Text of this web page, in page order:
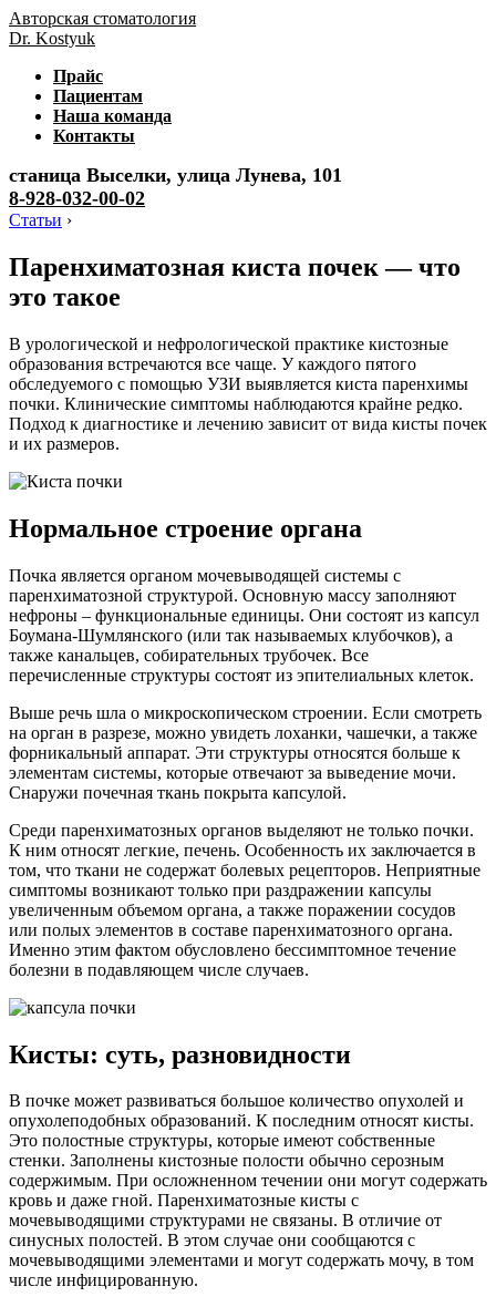
Авторская стоматология
Dr. Kostyuk
Прайс
Пациентам
Наша команда
Контакты
станица Выселки, улица Лунева, 101
8-928-032-00-02
Статьи ›
Паренхиматозная киста почек — что
это такое
В урологической и нефрологической практике кистозные
образования встречаются все чаще. У каждого пятого
обследуемого с помощью УЗИ выявляется киста паренхимы
почки. Клинические симптомы наблюдаются крайне редко.
Подход к диагностике и лечению зависит от вида кисты почек
и их размеров.
Нормальное строение органа
Почка является органом мочевыводящей системы с
паренхиматозной структурой. Основную массу заполняют
нефроны – функциональные единицы. Они состоят из капсул
Боумана-Шумлянского (или так называемых клубочков), а
также канальцев, собирательных трубочек. Все
перечисленные структуры состоят из эпителиальных клеток.
Выше речь шла о микроскопическом строении. Если смотреть
на орган в разрезе, можно увидеть лоханки, чашечки, а также
форникальный аппарат. Эти структуры относятся больше к
элементам системы, которые отвечают за выведение мочи.
Снаружи почечная ткань покрыта капсулой.
Среди паренхиматозных органов выделяют не только почки.
К ним относят легкие, печень. Особенность их заключается в
том, что ткани не содержат болевых рецепторов. Неприятные
симптомы возникают только при раздражении капсулы
увеличенным объемом органа, а также поражении сосудов
или полых элементов в составе паренхиматозного органа.
Именно этим фактом обусловлено бессимптомное течение
болезни в подавляющем числе случаев.
Кисты: суть, разновидности
В почке может развиваться большое количество опухолей и
опухолеподобных образований. К последним относят кисты.
Это полостные структуры, которые имеют собственные
стенки. Заполнены кистозные полости обычно серозным
содержимым. При осложненном течении они могут содержать
кровь и даже гной. Паренхиматозные кисты с
мочевыводящими структурами не связаны. В отличие от
синусных полостей. В этом случае они сообщаются с
мочевыводящими элементами и могут содержать мочу, в том
числе инфицированную.